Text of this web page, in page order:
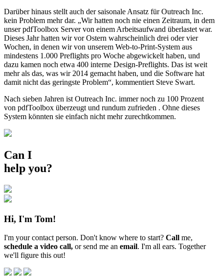
Darüber hinaus stellt auch der saisonale Ansatz für Outreach Inc.
kein Problem mehr dar. „Wir hatten noch nie einen Zeitraum, in dem
unser pdfToolbox Server von einem Arbeitsaufwand überlastet war.
Dieses Jahr hatten wir vor Ostern wahrscheinlich drei oder vier
Wochen, in denen wir von unserem Web-to-Print-System aus
mindestens 1.000 Preflights pro Woche abgewickelt haben, und
dazu kamen noch etwa 400 interne Design-Preflights. Das ist weit
mehr als das, was wir 2014 gemacht haben, und die Software hat
damit nicht das geringste Problem“, kommentiert Steve Swart.
Nach sieben Jahren ist Outreach Inc. immer noch zu 100 Prozent
von pdfToolbox überzeugt und rundum zufrieden . Ohne dieses
System könnten sie einfach nicht mehr zurechtkommen.
Can I
help you?
Hi, I'm Tom!
I'm your contact person. Don't know where to start? Call me,
schedule a video call, or send me an email. I'm all ears. Together
we'll figure this out!